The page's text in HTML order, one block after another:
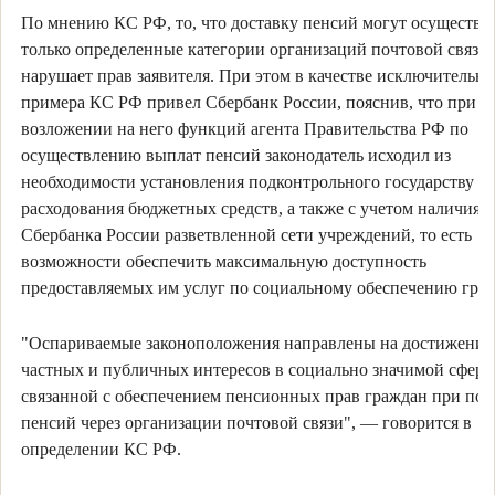
По мнению КС РФ, то, что доставку пенсий могут
только определенные категории организаций почтовой
нарушает прав заявителя. При этом в качестве
примера КС РФ привел Сбербанк России, пояснив, что при
возложении на него функций агента Правительства РФ по
осуществлению выплат пенсий законодатель исходил из
необходимости установления подконтрольного государству
расходования бюджетных средств, а также с учетом наличия у
Сбербанка России разветвленной сети учреждений, то есть
возможности обеспечить максимальную доступность
предоставляемых им услуг по социальному обеспечению
"Оспариваемые законоположения направлены на достижение
частных и публичных интересов в социально значимой сфере,
связанной с обеспечением пенсионных прав граждан при
пенсий через организации почтовой связи", — говорится в
определении КС РФ.